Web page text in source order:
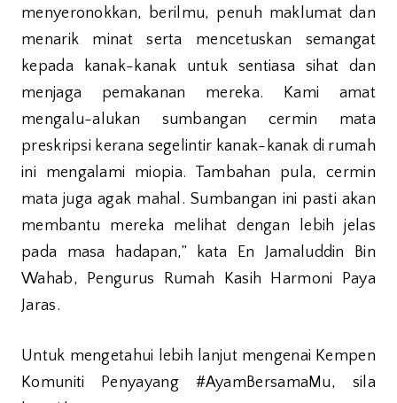
menyeronokkan, berilmu, penuh maklumat dan
menarik minat serta mencetuskan semangat
kepada kanak-kanak untuk sentiasa sihat dan
menjaga pemakanan mereka. Kami amat
mengalu-alukan sumbangan cermin mata
preskripsi kerana segelintir kanak-kanak di rumah
ini mengalami miopia. Tambahan pula, cermin
mata juga agak mahal. Sumbangan ini pasti akan
membantu mereka melihat dengan lebih jelas
pada masa hadapan,” kata En Jamaluddin Bin
Wahab, Pengurus Rumah Kasih Harmoni Paya
Jaras.
Untuk mengetahui lebih lanjut mengenai Kempen
Komuniti Penyayang #AyamBersamaMu, sila